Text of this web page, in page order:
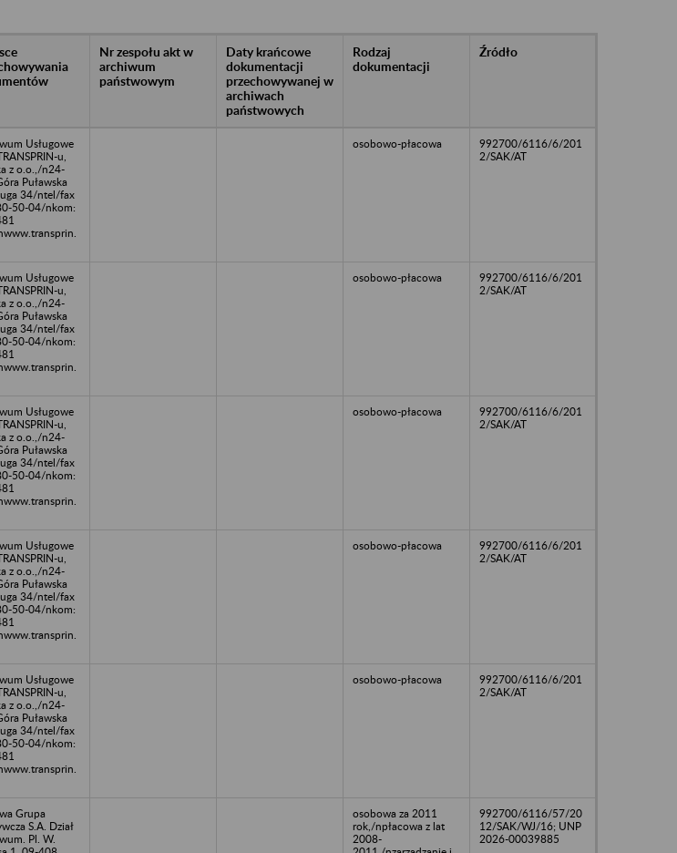
Nr zespołu akt w
archiwum
państwowym
Daty krańcowe
dokumentacji
przechowywanej w
archiwach
państwowych
Rodzaj
dokumentacji
Źródło
Usługowe
u,
z o.o.,/n24-
Puławska
34/ntel/fax
50-04/nkom:
osobowo-płacowa
992700/6116/6/201
2/SAK/AT
Usługowe
u,
z o.o.,/n24-
Puławska
34/ntel/fax
50-04/nkom:
osobowo-płacowa
992700/6116/6/201
2/SAK/AT
Usługowe
u,
z o.o.,/n24-
Puławska
34/ntel/fax
50-04/nkom:
osobowo-płacowa
992700/6116/6/201
2/SAK/AT
Usługowe
u,
z o.o.,/n24-
Puławska
34/ntel/fax
50-04/nkom:
osobowo-płacowa
992700/6116/6/201
2/SAK/AT
Usługowe
u,
z o.o.,/n24-
Puławska
34/ntel/fax
50-04/nkom:
osobowo-płacowa
992700/6116/6/201
2/SAK/AT
Grupa
S.A. Dział
Pl. W.
osobowa za 2011
rok,/npłacowa z lat
2008-
992700/6116/57/20
12/SAK/WJ/16; UNP
2026-00039885